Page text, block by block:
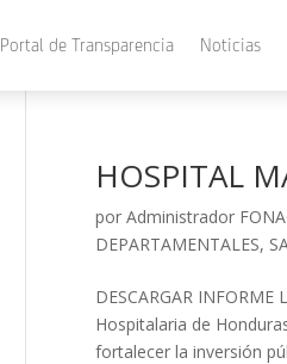
Portal de Transparencia Noticias
HOSPITAL
por Administrador
DEPARTAMENTALES,
DESCARGAR
Hospitalaria de
fortalecer la inversión